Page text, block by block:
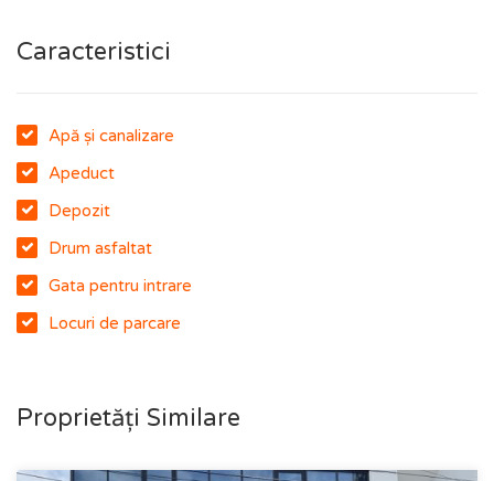
Caracteristici
Apă și canalizare
Apeduct
Depozit
Drum asfaltat
Gata pentru intrare
Locuri de parcare
Proprietăți Similare